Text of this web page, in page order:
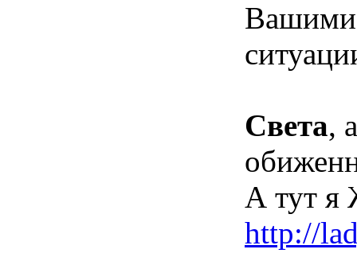
Вашими
Света,
А тут
http://